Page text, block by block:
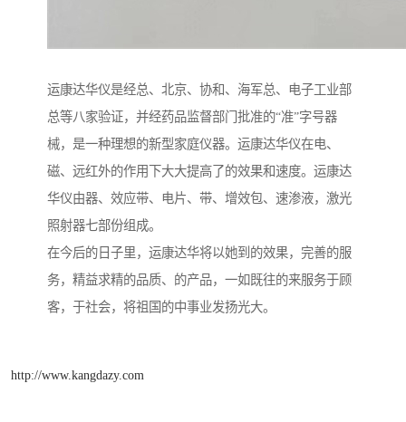
运康达华仪是经总、北京、协和、海军总、电子工业部
总等八家验证，并经药品监督部门批准的“准”字号器
械，是一种理想的新型家庭仪器。运康达华仪在电、
磁、远红外的作用下大大提高了的效果和速度。运康达
华仪由器、效应带、电片、带、增效包、速渗液，激光
照射器七部份组成。
在今后的日子里，运康达华将以她到的效果，完善的服
务，精益求精的品质、的产品，一如既往的来服务于顾
客，于社会，将祖国的中事业发扬光大。
http://www.kangdazy.com